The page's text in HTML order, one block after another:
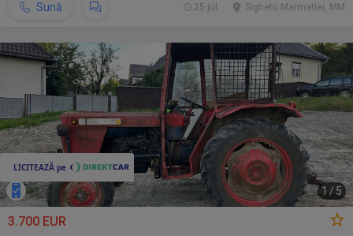
Sună Sighetu Marmatiei, MM
25 jul.
1 /5
3.700 EUR